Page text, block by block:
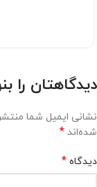
دیدگاهتان را
نشانی ایمیل شما
شده‌اند *
دیدگاه *